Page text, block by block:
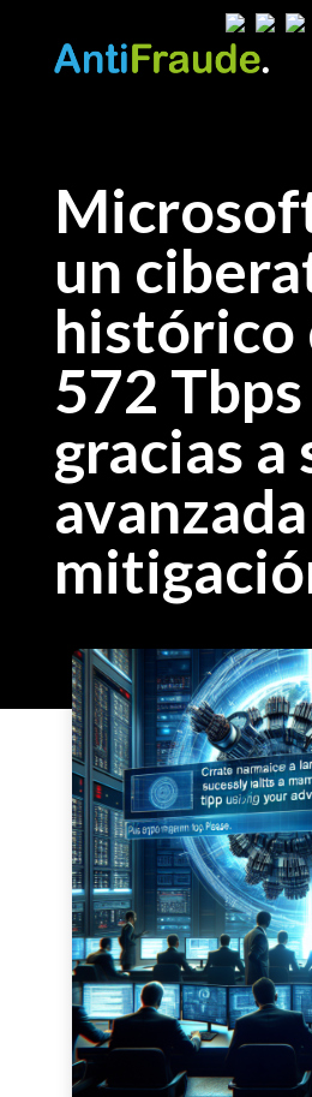
un
histórico
572 Tbps
gracias a
avanzada